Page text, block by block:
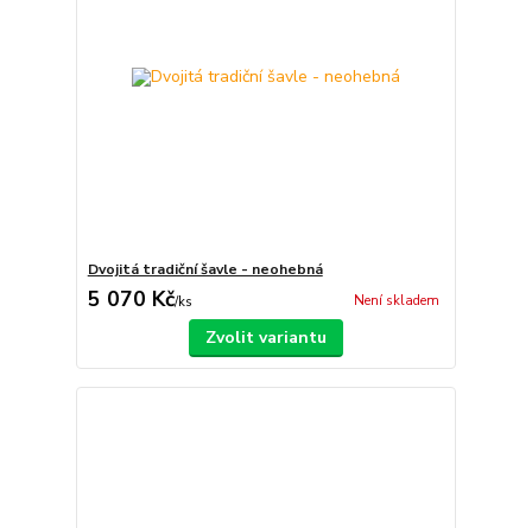
Dvojitá tradiční šavle - neohebná
5 070 Kč/ks Není skladem
Zvolit variantu